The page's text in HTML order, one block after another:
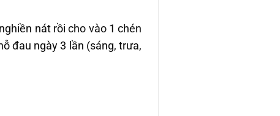
nát rồi cho vào 1 chén
đau ngày 3 lần (sáng, trưa,